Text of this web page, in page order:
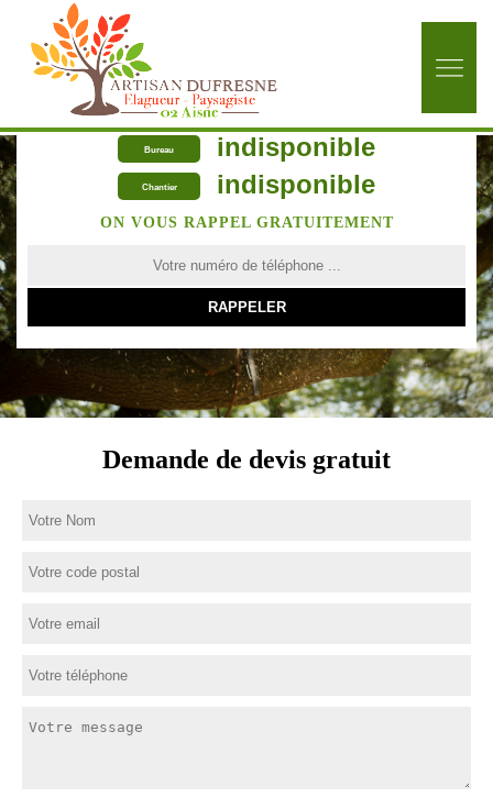
Bureau indisponible
Chantier indisponible
ON VOUS RAPPEL GRATUITEMENT
Demande de devis gratuit